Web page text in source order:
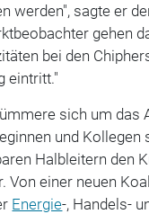
werden", sagte er
gehen
bei den
eintritt."
sich um das
und
Halbleitern den
Von einer neuen
Energie-, Handels-